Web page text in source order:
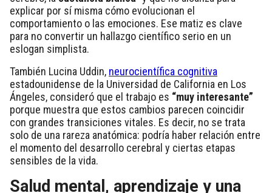
explicar por sí misma cómo evolucionan el
comportamiento o las emociones. Ese matiz es clave
para no convertir un hallazgo científico serio en un
eslogan simplista.
También Lucina Uddin, neurocientífica cognitiva
estadounidense de la Universidad de California en Los
Ángeles, consideró que el trabajo es “muy interesante”
porque muestra que estos cambios parecen coincidir
con grandes transiciones vitales. Es decir, no se trata
solo de una rareza anatómica: podría haber relación entre
el momento del desarrollo cerebral y ciertas etapas
sensibles de la vida.
Salud mental, aprendizaje y una